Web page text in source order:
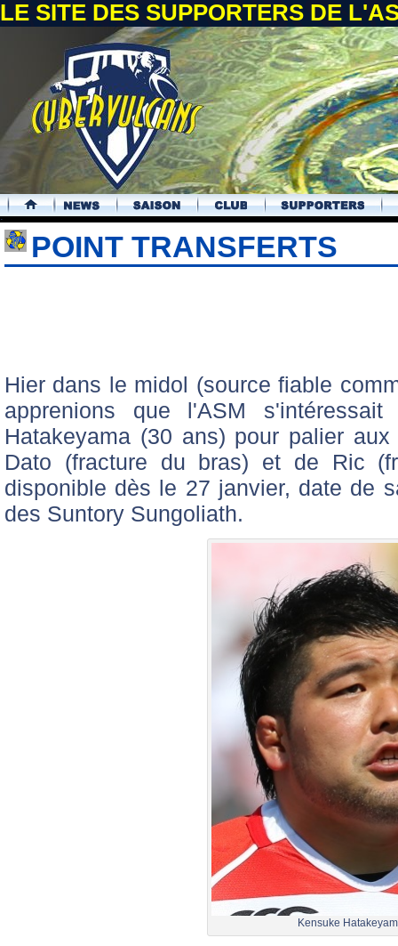
LE SITE DES SUPPORTERS DE
.
POINT TRANSFERTS
Hier dans le midol (source fiable
apprenions que l'ASM
Hatakeyama (30 ans) pour palier
Dato (fracture du bras) et de Ric
disponible dès le 27 janvier, date de
des Suntory Sungoliath.
Kensuke